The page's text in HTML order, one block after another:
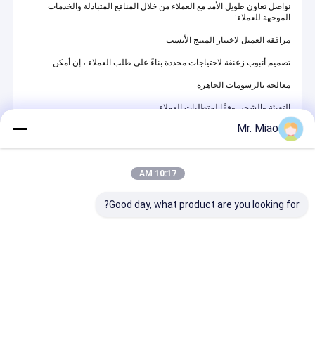
نواصل تعاون طويل الأمد مع العملاء من خلال المنافع المتبادلة والخدمات
الموجهة للعملاء:
مرافقة العميل لاختيار المنتج الأنسب
تصميم أنبوب زعنفة لاحتياجات محددة بناءً على طلب العملاء ، إن أمكن
معالجة بالرسومات الجاهزة
التعبئة والشحن وفقًا لمتطلبات العملاء
10 سنوات من التطوير ، غطت خطوط الإنتاج تقريبًا جميع أنواع الأنابيب ذات
Mr. Miao
10:17 AM
Good day, what product are you looking for?